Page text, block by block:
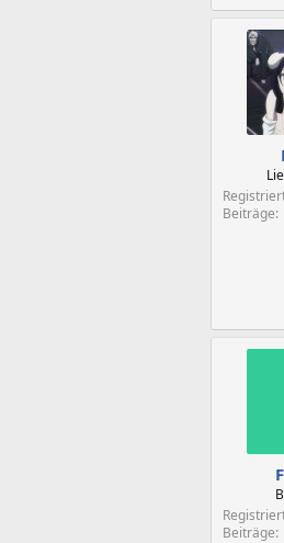
Beiträge
Beiträge